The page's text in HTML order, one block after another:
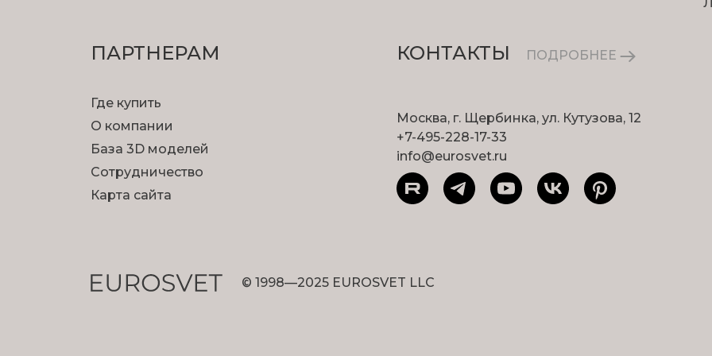
ПАРТНЕРАМ
Где купить
О компании
База 3D моделей
Сотрудничество
Карта сайта
КОНТАКТЫ ПОДРОБНЕЕ
Москва, г. Щербинка, ул. Кутузова, 12
+7-495-228-17-33
info@eurosvet.ru
© 1998—2025 EUROSVET LLC